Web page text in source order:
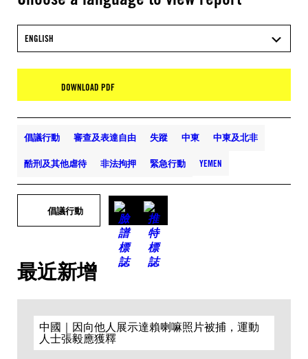
ENGLISH
DOWNLOAD PDF
倡議行動 審查及表達自由 失蹤 中東 中東及北非
酷刑及其他虐待 非法拘押 緊急行動 YEMEN
倡議行動
最近新增
中國｜因向他人展示達賴喇嘛照片被捕，運動
人士張毅應獲釋